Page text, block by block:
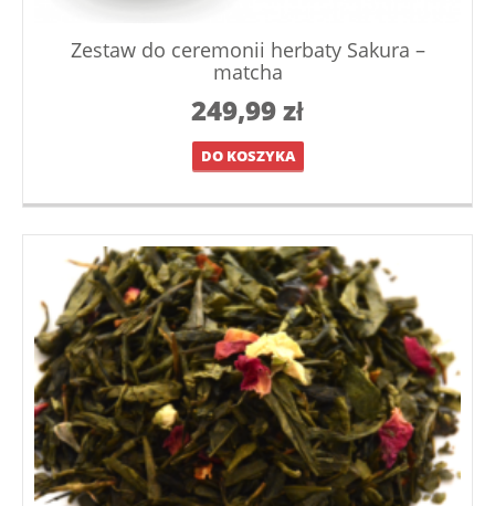
Zestaw do ceremonii herbaty Sakura –
matcha
249,99zł
DO KOSZYKA